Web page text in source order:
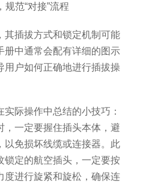
规范“对接”流程
其插拔方式和锁定机制可能
册中通常会配有详细的图示
用户如何正确地进行插拔操
际操作中总结的小技巧：
，一定要握住插头本体，避
以免损坏线缆或连接器。此
锁定的航空插头，一定要按
度进行旋紧和旋松，确保连